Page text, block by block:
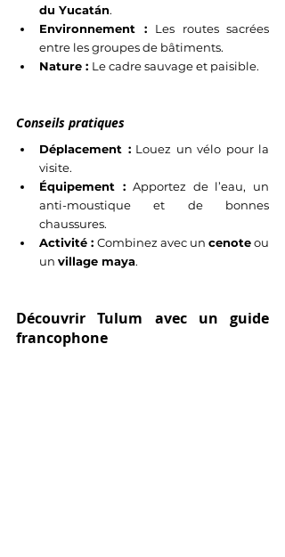
du Yucatán.
Environnement : Les routes sacrées
entre les groupes de bâtiments.
Nature : Le cadre sauvage et paisible.
Conseils pratiques
Déplacement : Louez un vélo pour la
visite.
Équipement : Apportez de l’eau, un
anti-moustique et de bonnes
chaussures.
Activité : Combinez avec un cenote ou
un village maya.
Découvrir Tulum avec un guide
francophone